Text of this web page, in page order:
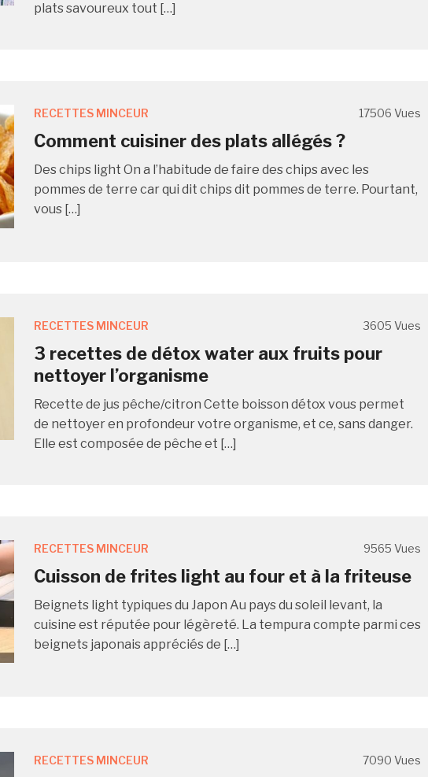
plats savoureux tout […]
RECETTES MINCEUR 17506 Vues
Comment cuisiner des plats allégés ?
Des chips light On a l’habitude de faire des chips avec les
pommes de terre car qui dit chips dit pommes de terre. Pourtant,
vous […]
RECETTES MINCEUR 3605 Vues
3 recettes de détox water aux fruits pour
nettoyer l’organisme
Recette de jus pêche/citron Cette boisson détox vous permet
de nettoyer en profondeur votre organisme, et ce, sans danger.
Elle est composée de pêche et […]
RECETTES MINCEUR 9565 Vues
Cuisson de frites light au four et à la friteuse
Beignets light typiques du Japon Au pays du soleil levant, la
cuisine est réputée pour légèreté. La tempura compte parmi ces
beignets japonais appréciés de […]
RECETTES MINCEUR 7090 Vues